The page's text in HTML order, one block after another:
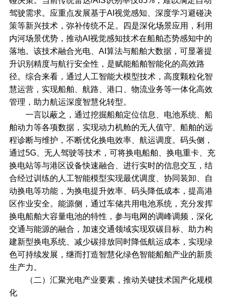
驾驶需求。应重点发展基于AI视觉感知、深度学习避碰决
策等新兴技术，弥补传统不足。四是深化场景应用，利用
内河场景优势，推动AI视觉感知技术在船舶态势感知中的
落地。该技术融合光电、AI算法与船舶大数据，可显著提
升识别精度与航行安全性，是赋能船舶智能化的高效路
径。综合来看，通过人工智能大模型技术，高度颗粒化智
慧运营，实现船舶、航路、港口、物流业务等一体化高效
管理，助力航运深度智慧化转型。
一言以蔽之，通过挖掘船舶定位信息、电池系统、船
舶动力等各项数据，实现动力机舱的无人值守、船舶的远
程诊断与维护，不断优化换电效率、航运调度。码头侧，
通过5G、无人驾驶等技术，可将换电船舶、换电重卡、充
换电站等与港区设备快速融合、进行实时的信息交互，结
合经过训练的人工智能模型实现最优调度、协同装卸、自
动换电等功能，为换电提升效率、码头降低成本，提高港
区作业安全。能源侧，通过车储共用电池系统，充分发挥
换电船舶大容量电池的特性，参与电网的调峰调频，深化
交通与能源的融合，加速交通领域实现双碳目标、助力构
建新型换电系统、减少碳排放同时降低航运成本，实现绿
色可持续发展，继而打造智慧化绿色智能船舶产业的新质
生产力。
（二）汇聚光电产业要素，推动关键技术国产化规模
化